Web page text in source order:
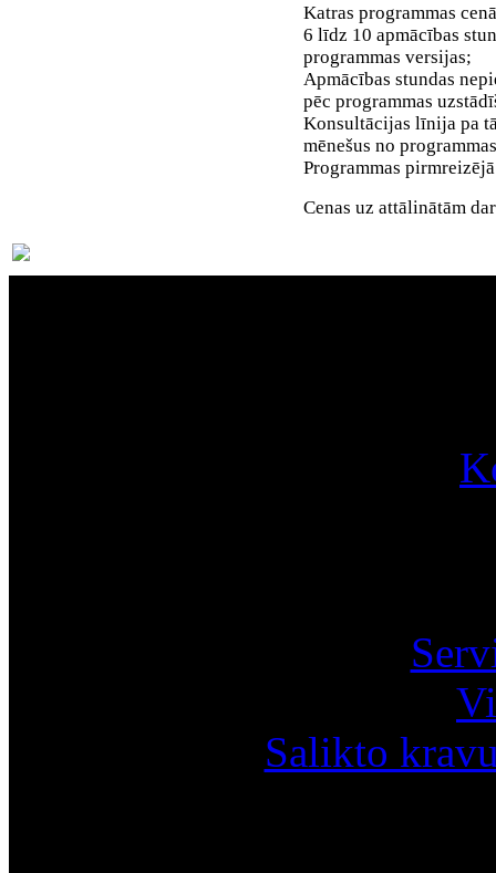
Katras programmas
6 līdz 10 apmācības
programmas versijas;
Apmācības stundas
pēc programmas
Konsultācijas līnija pa
mēnešus no
Programmas
Cenas uz attālinātām
Salikto